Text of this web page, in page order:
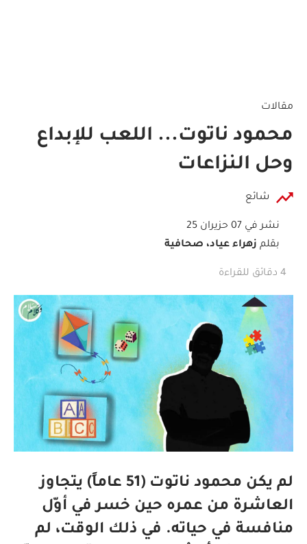
مقالات
محمود ناتوت... اللعب للإبداع
وحل النزاعات
شائع
نشر في 07 حزيران 25
بقلم زهراء عياد، صحافية
4 دقائق للقراءة
لم يكن محمود ناتوت (51 عاماً) يتجاوز
العاشرة من عمره حين خسر في أوّل
منافسة في حياته. في ذلك الوقت، لم